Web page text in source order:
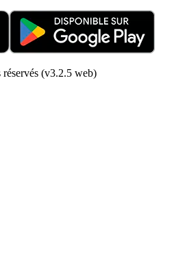
(v3.2.5 web)